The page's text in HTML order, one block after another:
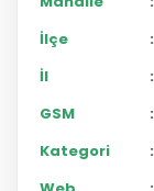
İlçe
:
İl
:
GSM
:
Kategori
: